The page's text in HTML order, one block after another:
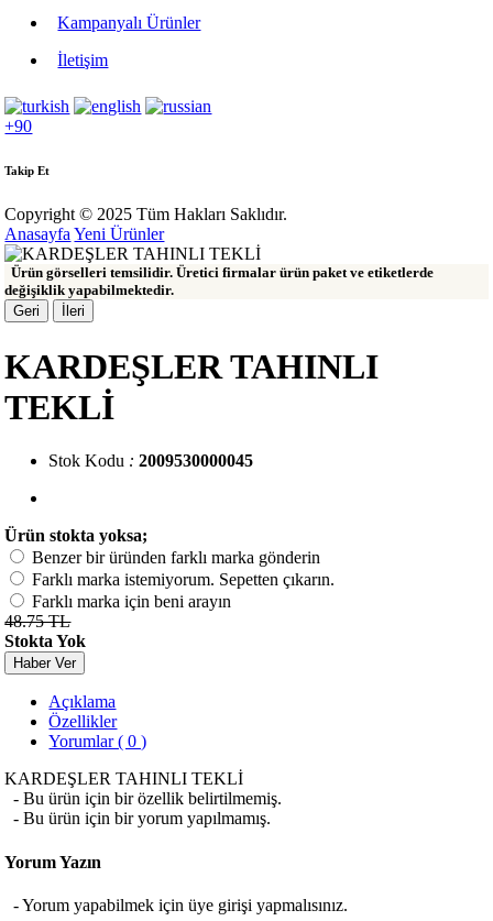
Kampanyalı Ürünler
İletişim
+90
Takip Et
Copyright © 2025 Tüm Hakları Saklıdır.
Anasayfa Yeni Ürünler
Ürün görselleri temsilidir. Üretici firmalar ürün paket ve etiketlerde
değişiklik yapabilmektedir.
Geri
İleri
KARDEŞLER TAHINLI
TEKLİ
Stok Kodu : 2009530000045
Ürün stokta yoksa;
Benzer bir üründen farklı marka gönderin
Farklı marka istemiyorum. Sepetten çıkarın.
Farklı marka için beni arayın
48.75 TL
Stokta Yok
Haber Ver
Açıklama
Özellikler
Yorumlar ( 0 )
KARDEŞLER TAHINLI TEKLİ
- Bu ürün için bir özellik belirtilmemiş.
- Bu ürün için bir yorum yapılmamış.
Yorum Yazın
- Yorum yapabilmek için üye girişi yapmalısınız.